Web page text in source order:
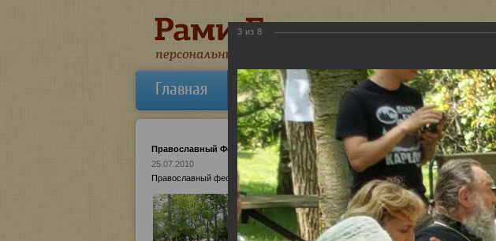
Главная Об авторе Новости Аудио
Православный Фестиваль в Канаде
25.07.2010
Православный фестиваль Семьи в Канаде, куда Рами был приглашен с докладом.
3 из 8